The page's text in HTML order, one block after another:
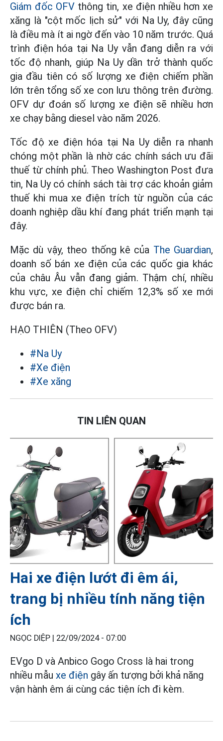
Giám đốc OFV thông tin, xe điện nhiều hơn xe
xăng là "cột mốc lịch sử" với Na Uy, đây cũng
là điều mà ít ai ngờ đến vào 10 năm trước. Quá
trình điện hóa tại Na Uy vẫn đang diễn ra với
tốc độ nhanh, giúp Na Uy dần trở thành quốc
gia đầu tiên có số lượng xe điện chiếm phần
lớn trên tổng số xe con lưu thông trên đường.
OFV dự đoán số lượng xe điện sẽ nhiều hơn
xe chạy bằng diesel vào năm 2026.
Tốc độ xe điện hóa tại Na Uy diễn ra nhanh
chóng một phần là nhờ các chính sách ưu đãi
thuế từ chính phủ. Theo Washington Post đưa
tin, Na Uy có chính sách tài trợ các khoản giảm
thuế khi mua xe điện trích từ nguồn của các
doanh nghiệp dầu khí đang phát triển mạnh tại
đây.
Mặc dù vậy, theo thống kê của The Guardian,
doanh số bán xe điện của các quốc gia khác
của châu Âu vẫn đang giảm. Thậm chí, nhiều
khu vực, xe điện chỉ chiếm 12,3% số xe mới
được bán ra.
HẠO THIÊN (Theo OFV)
#Na Uy
#Xe điện
#Xe xăng
TIN LIÊN QUAN
Hai xe điện lướt đi êm ái,
trang bị nhiều tính năng tiện
ích
NGỌC DIỆP | 22/09/2024 - 07:00
EVgo D và Anbico Gogo Cross là hai trong
nhiều mẫu xe điện gây ấn tượng bởi khả năng
vận hành êm ái cùng các tiện ích đi kèm.